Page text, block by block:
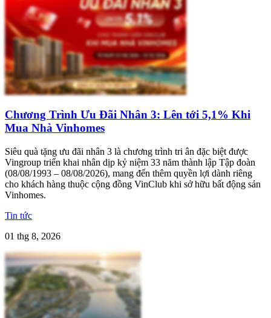
Chương Trình Ưu Đãi Nhân 3: Lên tới 5,1% Khi
Mua Nhà Vinhomes
Siêu quà tặng ưu đãi nhân 3 là chương trình tri ân đặc biệt được
Vingroup triển khai nhân dịp kỷ niệm 33 năm thành lập Tập đoàn
(08/08/1993 – 08/08/2026), mang đến thêm quyền lợi dành riêng
cho khách hàng thuộc cộng đồng VinClub khi sở hữu bất động sản
Vinhomes.
Tin tức
01 thg 8, 2026